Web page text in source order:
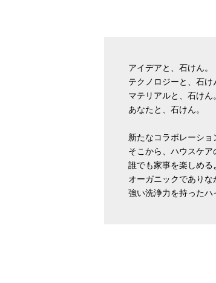
アイデアと、石けん。
テクノロジーと、石け
マテリアルと、石けん。
あなたと、石けん。
新たなコラボレーショ
そこから、ハウスケア
誰でも家事を楽しめる
オーガニックでありな
強い洗浄力を持ったハ